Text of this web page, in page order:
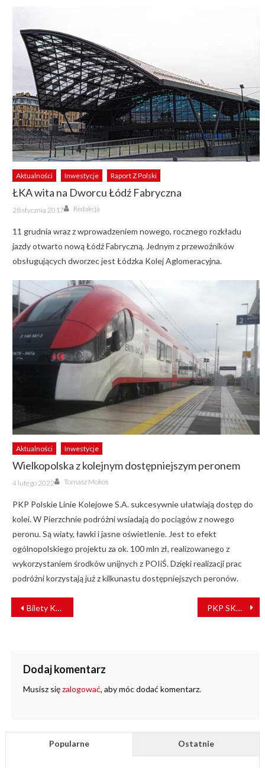
Aktualności Inwestycje Raport Z Polski
ŁKA wita na Dworcu Łódź Fabryczna
Posted
on
28 stycznia 2017 Author
Redakcja
11 grudnia wraz z wprowadzeniem nowego, rocznego rozkładu
jazdy otwarto nową Łódź Fabryczną. Jednym z przewoźników
obsługujących dworzec jest Łódzka Kolej Aglomeracyjna.
Aktualności Inwestycje
Wielkopolska z kolejnym dostępniejszym peronem
Posted
on
4 lutego 2022 Author
Tomasz Mokos
PKP Polskie Linie Kolejowe S.A. sukcesywnie ułatwiają dostęp do
kolei. W Pierzchnie podróżni wsiadają do pociągów z nowego
peronu. Są wiaty, ławki i jasne oświetlenie. Jest to efekt
ogólnopolskiego projektu za ok. 100 mln zł, realizowanego z
wykorzystaniem środków unijnych z POIiŚ. Dzięki realizacji prac
podróżni korzystają już z kilkunastu dostępniejszych peronów.
NAWIGACJA
WPISU
Bilety Kolei Dolnośląskich dostępne na platformie e-podróżnik.pl PKP SKM w Trójmieście szuka dostawcy nowych EZT-ów!
Dodaj komentarz
Musisz sięzalogować, aby móc dodać komentarz.
Popularne Ostatnie